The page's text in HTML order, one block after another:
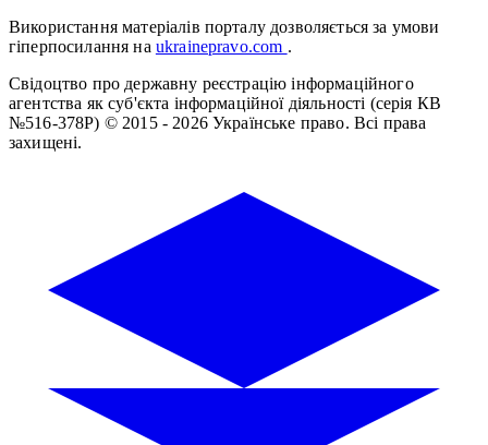
Використання матеріалів порталу дозволяється за умови
гіперпосилання на ukrainepravo.com .
Свідоцтво про державну реєстрацію інформаційного
агентства як суб'єкта інформаційної діяльності (серія КВ
№516-378Р) © 2015 - 2026 Українське право. Всі права
захищені.